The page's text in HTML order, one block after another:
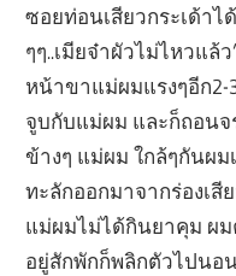
ซอยท่อนเสียวกระเด้าไ
ๆๆ..เมียจ๋าผัวไม่ไหวแล้
หน้าขาแม่ผมแรงๆอีก
จูบกับแม่ผม และก็ถอน
ข้างๆ แม่ผม ใกล้ๆกันผ
ทะลักออกมาจากร่องเสี
แม่ผมไม่ได้กินยาคุม ผ
อยู่สักพักก็พลิกตัวไปนอ